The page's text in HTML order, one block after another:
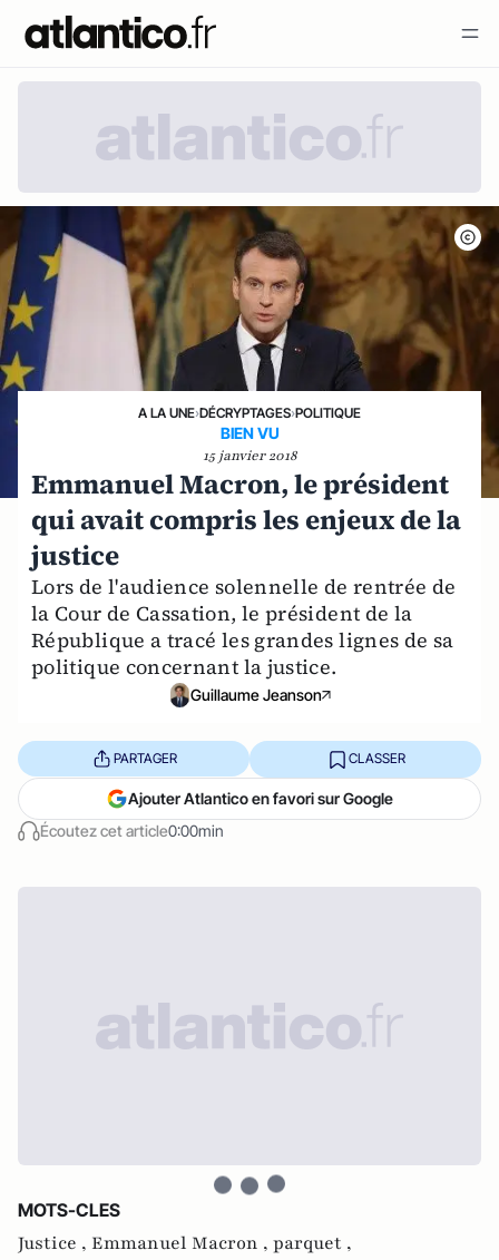
A LA UNE›DÉCRYPTAGES›POLITIQUE
BIEN VU
15 janvier 2018
Emmanuel Macron, le président
qui avait compris les enjeux de la
justice
Lors de l'audience solennelle de rentrée de
la Cour de Cassation, le président de la
République a tracé les grandes lignes de sa
politique concernant la justice.
Guillaume Jeanson
Écoutez cet article0:00min
PARTAGER CLASSER
Ajouter Atlantico en favori sur Google
MOTS-CLES
Justice , Emmanuel Macron , parquet ,